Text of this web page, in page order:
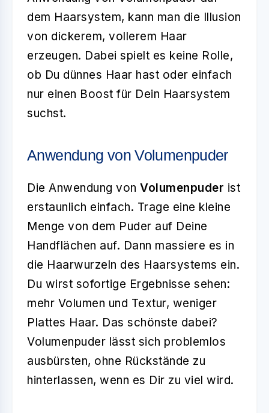
dem Haarsystem, kann man die Illusion
von dickerem, vollerem Haar
erzeugen. Dabei spielt es keine Rolle,
ob Du dünnes Haar hast oder einfach
nur einen Boost für Dein Haarsystem
suchst.
Anwendung von Volumenpuder
Die Anwendung von Volumenpuder ist
erstaunlich einfach. Trage eine kleine
Menge von dem Puder auf Deine
Handflächen auf. Dann massiere es in
die Haarwurzeln des Haarsystems ein.
Du wirst sofortige Ergebnisse sehen:
mehr Volumen und Textur, weniger
Plattes Haar. Das schönste dabei?
Volumenpuder lässt sich problemlos
ausbürsten, ohne Rückstände zu
hinterlassen, wenn es Dir zu viel wird.